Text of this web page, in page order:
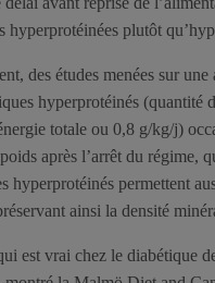
hyperprotéinées plutôt
des études menées sur
hyperprotéinés (quantité
totale ou 0,8 g/kg/j)
après l’arrêt du régime,
hyperprotéinés permettent
ainsi la densité
est vrai chez le diabétique